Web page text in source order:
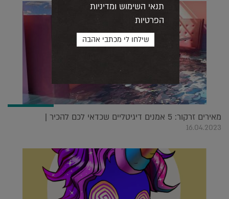
מאירים זרקור: 5 אמנים דיגיטליים שכדאי לכם להכיר |
16.04.2023
תנאי השימוש ומדיניות
הפרטיות